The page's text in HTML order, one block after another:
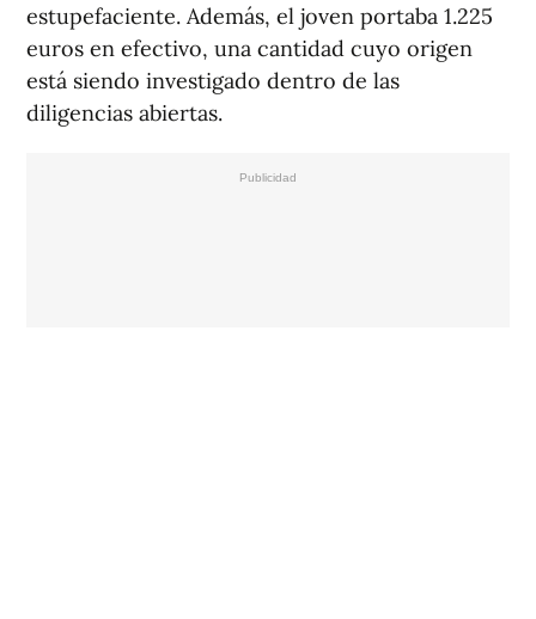
estupefaciente. Además, el joven portaba 1.225
euros en efectivo, una cantidad cuyo origen
está siendo investigado dentro de las
diligencias abiertas.